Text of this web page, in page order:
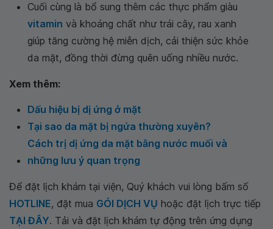
Cuối cùng là bổ sung thêm các thực phẩm giàu
vitamin và khoáng chất như trái cây, rau xanh
giúp tăng cường hệ miễn dịch, cải thiện sức khỏe
da mặt, đồng thời đừng quên uống nhiều nước.
Xem thêm:
Dấu hiệu bị dị ứng ở mặt
Tại sao da mặt bị ngứa thường xuyên?
Cách trị dị ứng da mặt bằng nước muối và
những lưu ý quan trọng
Để đặt lịch khám tại viện, Quý khách vui lòng bấm số
HOTLINE, đặt mua GÓI DỊCH VỤ hoặc đặt lịch trực tiếp
TẠI ĐÂY. Tải và đặt lịch khám tự động trên ứng dụng